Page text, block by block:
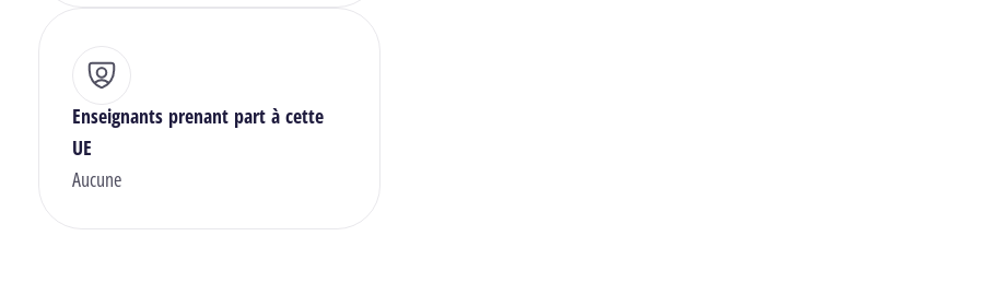
Enseignants prenant part à cette
UE
Aucune